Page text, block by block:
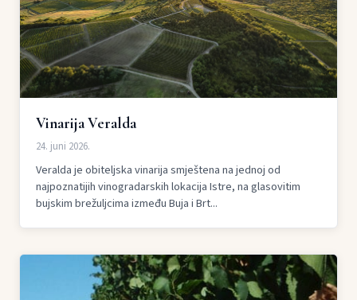
Vinarija Veralda
24. juni 2026.
Veralda je obiteljska vinarija smještena na jednoj od
najpoznatijih vinogradarskih lokacija Istre, na glasovitim
bujskim brežuljcima između Buja i Brt...